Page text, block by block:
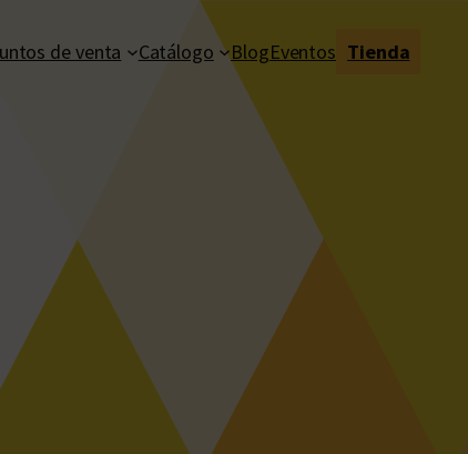
de venta Catálogo BlogEventos Tienda